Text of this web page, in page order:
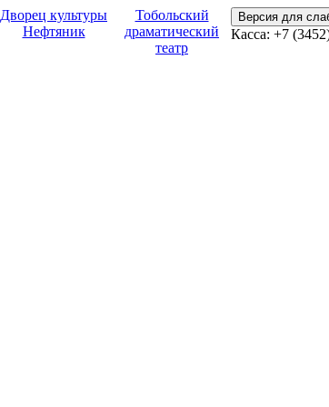
Дворец культуры
Нефтяник
Тобольский
драматический
театр
Версия для
Касса: +7